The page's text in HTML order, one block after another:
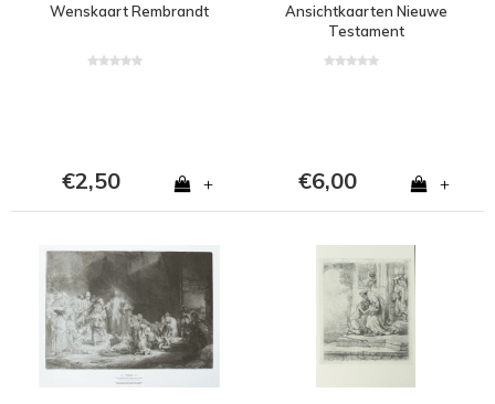
Wenskaart Rembrandt
€2,50 +
Ansichtkaarten Nieuwe
Testament
€6,00 +